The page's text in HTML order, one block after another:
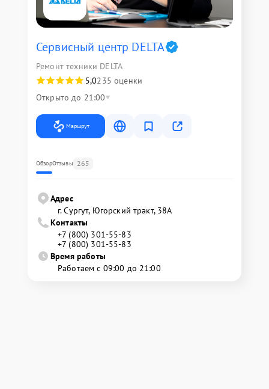
Сервисный центр DELTA
Ремонт техники DELTA
5,0235 оценки
Открыто до 21:00
Маршрут
ОбзорОтзывы 265
Адрес
г. Сургут, Югорский тракт, 38А
Контакты
+7 (800) 301-55-83
+7 (800) 301-55-83
Время работы
Работаем с 09:00 до 21:00